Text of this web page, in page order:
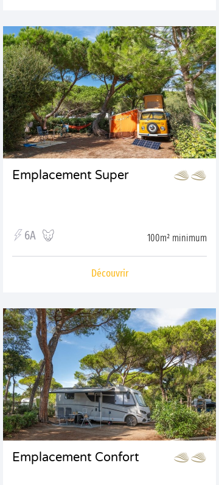
Emplacement Super
6A 100m² minimum
Découvrir
Emplacement Confort